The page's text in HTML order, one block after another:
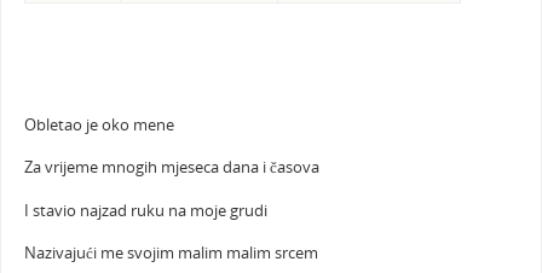
Obletao je oko mene
Za vrijeme mnogih mjeseca dana i časova
I stavio najzad ruku na moje grudi
Nazivajući me svojim malim malim srcem